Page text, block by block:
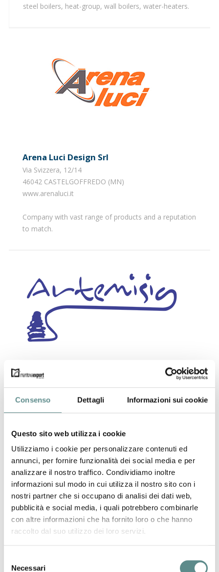
Consenso Dettagli Informazioni sui cookie
Questo sito web utilizza i cookie
Utilizziamo i cookie per personalizzare contenuti ed
annunci, per fornire funzionalità dei social media e per
analizzare il nostro traffico. Condividiamo inoltre
informazioni sul modo in cui utilizza il nostro sito con i
nostri partner che si occupano di analisi dei dati web,
pubblicità e social media, i quali potrebbero combinarle
con altre informazioni che ha fornito loro o che hanno
raccolto dal suo utilizzo dei loro servizi.
delNecessari
steel boilers, heat-group, wall boilers, water-heaters.
Arena Luci Design Srl
Via Svizzera, 12/14
46042 CASTELGOFFREDO (MN)
www.arenaluci.it
Company with vast range of products and a reputation
to match.
ARTEMISIA SRL
46042 CASTELGOFFREDO MN
www.intimoartemisia.com
underwear, sportwear